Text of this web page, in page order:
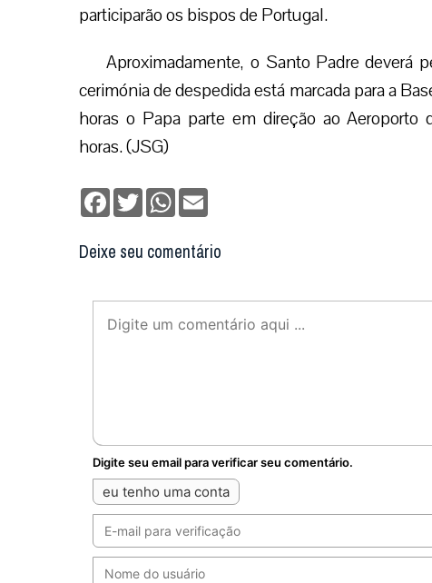
participarão os bispos de Portugal.
Aproximadamente, o Santo Padre deverá
cerimónia de despedida está marcada para a
horas o Papa parte em direção ao Aeroporto
horas. (JSG)
Facebook
TwitterWhatsApp
Deixe seu comentário
Digite seu email para verificar seu comentário.
eu tenho uma conta